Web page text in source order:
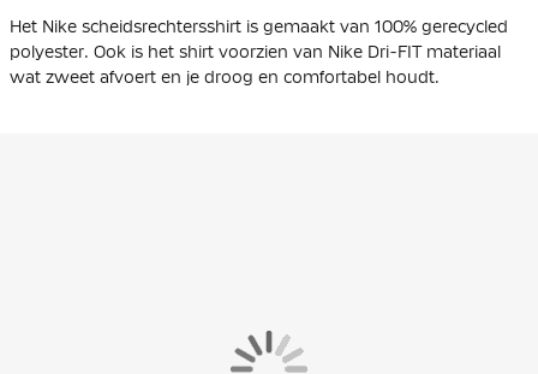
Het Nike scheidsrechtersshirt is gemaakt van 100% gerecycled
polyester. Ook is het shirt voorzien van Nike Dri-FIT materiaal
wat zweet afvoert en je droog en comfortabel houdt.